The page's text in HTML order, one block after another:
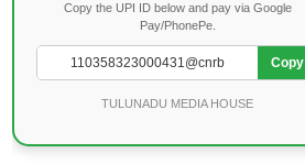
Copy the UPI ID below and pay via Google
Pay/PhonePe.
Copy
TULUNADU MEDIA HOUSE